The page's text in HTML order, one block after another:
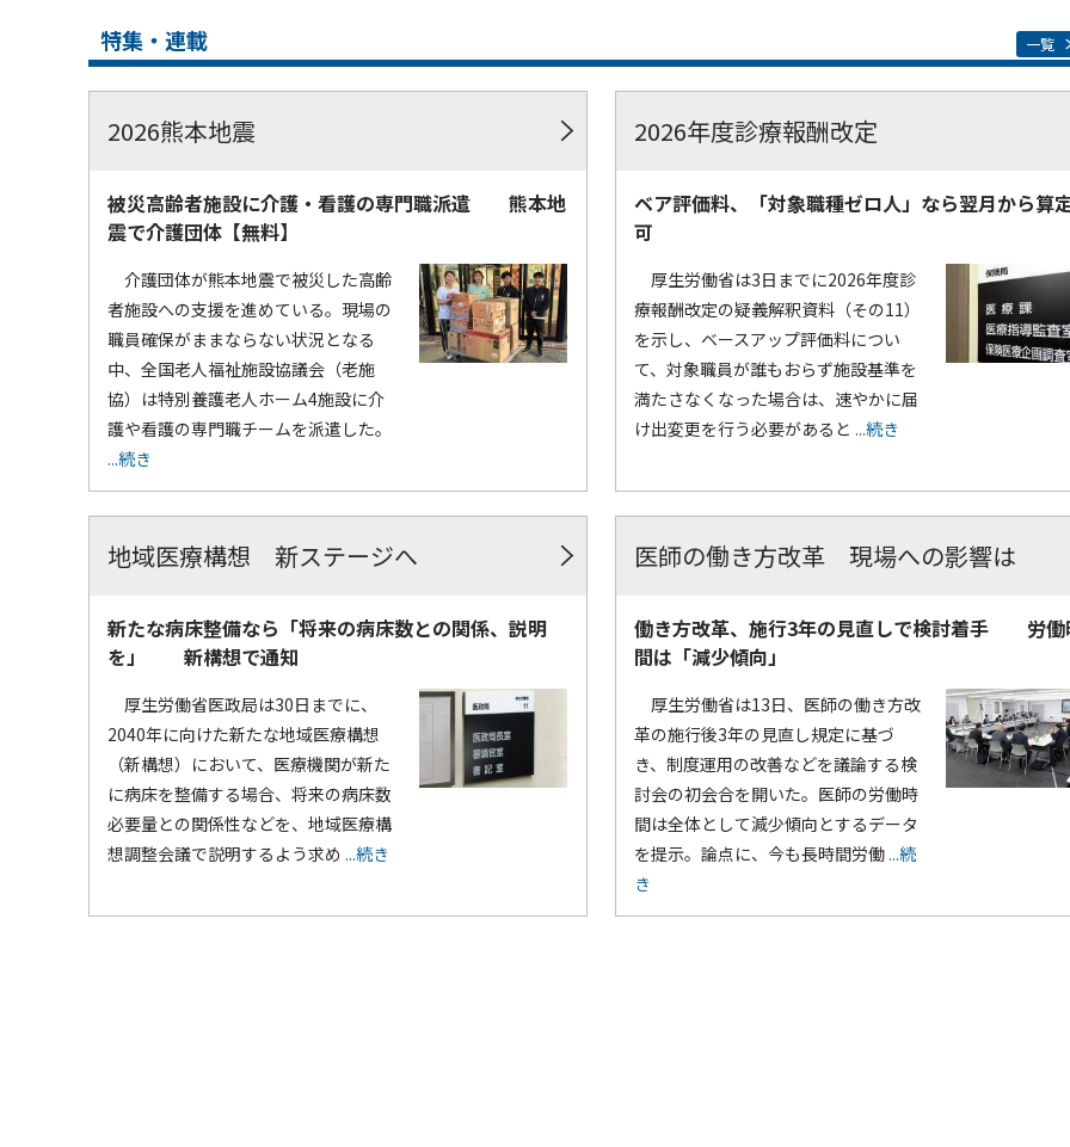
特集・連載 一覧
2026熊本地震
被災高齢者施設に介護・看護の専門職派遣 熊本地
震で介護団体【無料】
介護団体が熊本地震で被災した高齢
者施設への支援を進めている。現場の
職員確保がままならない状況となる
中、全国老人福祉施設協議会（老施
協）は特別養護老人ホーム4施設に介
護や看護の専門職チームを派遣した。
...続き
2026年度診療報酬改定
ベア評価料、「対象職種ゼロ人」なら翌月から算
可
厚生労働省は3日までに2026年度診
療報酬改定の疑義解釈資料（その11）
を示し、ベースアップ評価料につい
て、対象職員が誰もおらず施設基準を
満たさなくなった場合は、速やかに届
け出変更を行う必要があると ...続き
地域医療構想 新ステージへ
新たな病床整備なら「将来の病床数との関係、説明
を」 新構想で通知
厚生労働省医政局は30日までに、
2040年に向けた新たな地域医療構想
（新構想）において、医療機関が新た
に病床を整備する場合、将来の病床数
必要量との関係性などを、地域医療構
想調整会議で説明するよう求め ...続き
医師の働き方改革 現場への影響は
働き方改革、施行3年の見直しで検討着手 労働
間は「減少傾向」
厚生労働省は13日、医師の働き方改
革の施行後3年の見直し規定に基づ
き、制度運用の改善などを議論する検
討会の初会合を開いた。医師の労働時
間は全体として減少傾向とするデータ
を提示。論点に、今も長時間労働...続
き